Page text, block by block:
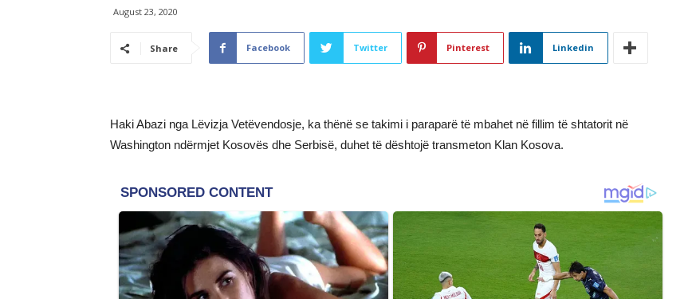
August 23, 2020
Share Facebook Twitter Pinterest Linkedin
Haki Abazi nga Lëvizja Vetëvendosje, ka thënë se takimi i paraparë të mbahet në fillim të shtatorit në
Washington ndërmjet Kosovës dhe Serbisë, duhet të dështojë transmeton Klan Kosova.